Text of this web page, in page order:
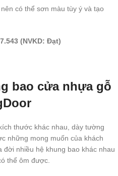
có thể sơn màu tùy ý và tạo
(NVKD: Đạt)
bao cửa nhựa gỗ
thước khác nhau, dày tường
những mong muốn của khách
đời nhiều hệ khung bao khác nhau
thể ôm được.